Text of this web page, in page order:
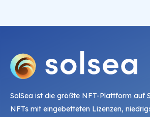
SolSea ist die größte NFT-Plattform auf
NFTs mit eingebetteten Lizenzen,